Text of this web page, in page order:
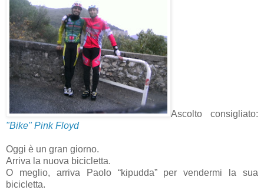
Ascolto consigliato:
"Bike" Pink Floyd
Oggi è un gran giorno.
Arriva la nuova bicicletta.
O meglio, arriva Paolo “kipudda” per vendermi la sua
bicicletta.